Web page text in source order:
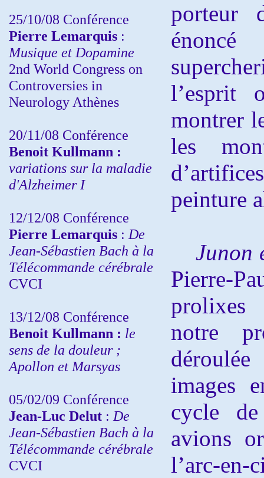
25/10/08 Conférence
Pierre Lemarquis :
Musique et Dopamine
2nd World Congress on
Controversies in
Neurology Athènes
20/11/08 Conférence
Benoit Kullmann :
variations sur la maladie
d'Alzheimer I
12/12/08 Conférence
Pierre Lemarquis : De
Jean-Sébastien Bach à la
Télécommande cérébrale
CVCI
13/12/08 Conférence
Benoit Kullmann : le
sens de la douleur ;
Apollon et Marsyas
05/02/09 Conférence
Jean-Luc Delut : De
Jean-Sébastien Bach à la
Télécommande cérébrale
CVCI
porteur
l’esprit
montrer
les
peinture
Junon
Pierre-
notre
images
cycle
avions
l’arc-